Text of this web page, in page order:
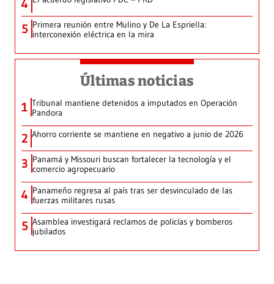
4
5 Primera reunión entre Mulino y De La Espriella:
interconexión eléctrica en la mira
Últimas noticias
1 Tribunal mantiene detenidos a imputados en Operación
Pandora
2 Ahorro corriente se mantiene en negativo a junio de 2026
3 Panamá y Missouri buscan fortalecer la tecnología y el
comercio agropecuario
4 Panameño regresa al país tras ser desvinculado de las
fuerzas militares rusas
5 Asamblea investigará reclamos de policías y bomberos
jubilados